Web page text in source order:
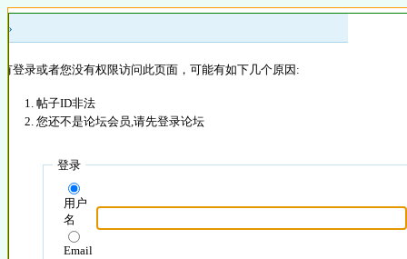
»
登录或者您没有权限访问此页面，可能有如下几个原因:
帖子ID非法
您还不是论坛会员,请先登录论坛
登录
用户
名
Email